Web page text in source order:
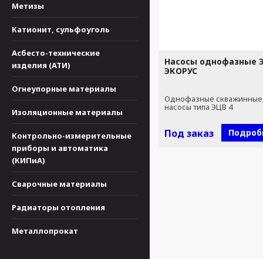
Метизы
Катионит, сульфоуголь
Асбесто-технические
изделия (АТИ)
Огнеупорные материалы
Изоляционные материалы
Контрольно-измерительные
приборы и автоматика
(КИПиА)
Сварочные материалы
Радиаторы отопления
Металлопрокат
Насосы однофазные
ЭКОРУС
Однофазные скважинные
насосы типа ЭЦВ 4
Под заказ